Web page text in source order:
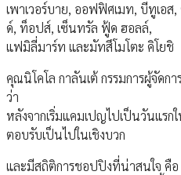
เพาเวอร์บาย, ออฟฟิศเมท, บีทูเอ
ด์, ท็อปส์, เซ็นทรัล ฟู้ด ฮอลล์,
แฟมิลี่มาร์ท และมัทสึโมโตะ คิโยชิ
คุณนิโคโล กาลันเต้ กรรมการผู้จัดก
ว่า
หลังจากเริ่มแคมเปญไปเป็นวันแร
ตอบรับเป็นไปในเชิงบวก
และมีสถิติการชอปปิงที่น่าสนใจ คือ